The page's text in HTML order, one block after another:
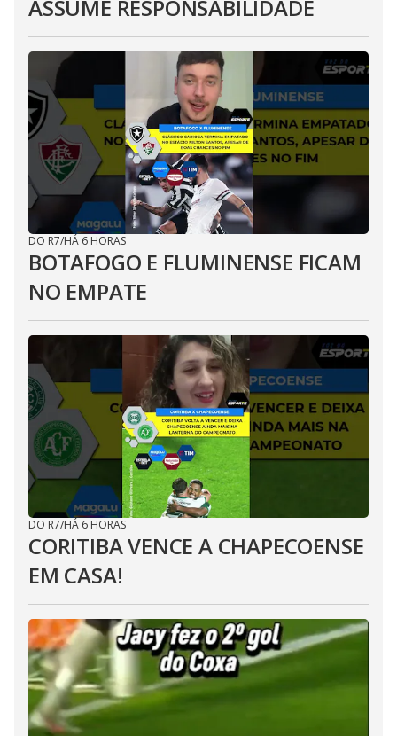
ASSUME RESPONSABILIDADE
DO R7/HÁ 6 HORAS
BOTAFOGO E FLUMINENSE FICAM
NO EMPATE
DO R7/HÁ 6 HORAS
CORITIBA VENCE A CHAPECOENSE
EM CASA!